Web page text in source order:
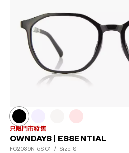
只限門市發售
OWNDAYS | ESSENTIAL
FC2039N-5S C1 / Size: S